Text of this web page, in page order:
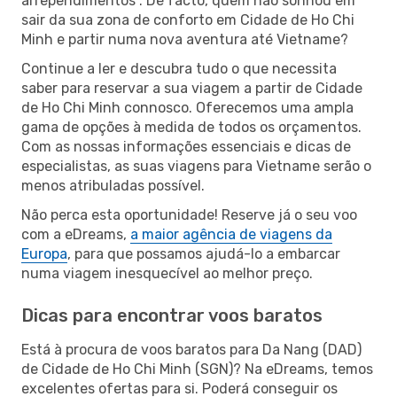
sair da sua zona de conforto em Cidade de Ho Chi
Minh e partir numa nova aventura até Vietname?
Continue a ler e descubra tudo o que necessita
saber para reservar a sua viagem a partir de Cidade
de Ho Chi Minh connosco. Oferecemos uma ampla
gama de opções à medida de todos os orçamentos.
Com as nossas informações essenciais e dicas de
especialistas, as suas viagens para Vietname serão o
menos atribuladas possível.
Não perca esta oportunidade! Reserve já o seu voo
com a eDreams, a maior agência de viagens da
Europa, para que possamos ajudá-lo a embarcar
numa viagem inesquecível ao melhor preço.
Dicas para encontrar voos baratos
Está à procura de voos baratos para Da Nang (DAD)
de Cidade de Ho Chi Minh (SGN)? Na eDreams, temos
excelentes ofertas para si. Poderá conseguir os